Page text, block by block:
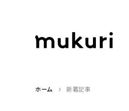
ホーム 新着記事